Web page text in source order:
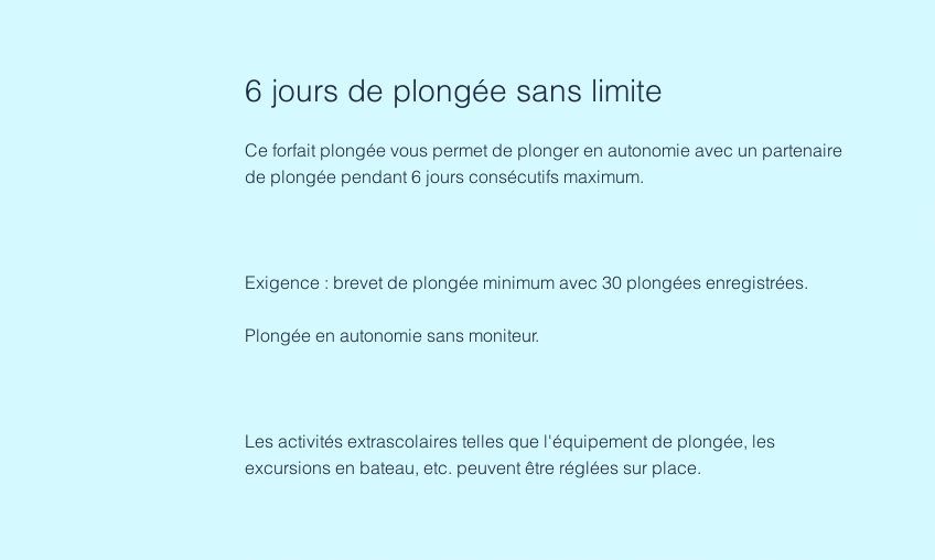
6 jours de plongée sans limite
Ce forfait plongée vous permet de plonger en autonomie avec un partenaire
de plongée pendant 6 jours consécutifs maximum.
Exigence : brevet de plongée minimum avec 30 plongées enregistrées.
Plongée en autonomie sans moniteur.
Les activités extrascolaires telles que l'équipement de plongée, les
excursions en bateau, etc. peuvent être réglées sur place.